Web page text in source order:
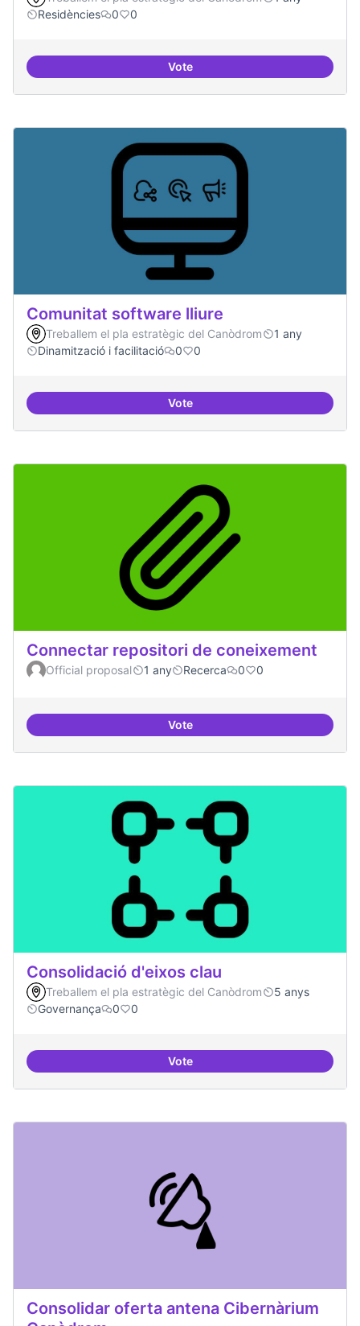
Residències
0 0
VoteComunitat i continuitat
Comunitat software lliure
Treballem el pla estratègic del Canòdrom
1 any
Dinamització i facilitació
0 0
VoteComunitat software lliure
Connectar repositori de coneixement
Official proposal 1 any Recerca 0 0
VoteConnectar repositori de
Consolidació d'eixos clau
Treballem el pla estratègic del Canòdrom
5 anys
Governança
0 0
VoteConsolidació d'eixos clau
Consolidar oferta antena Cibernàrium